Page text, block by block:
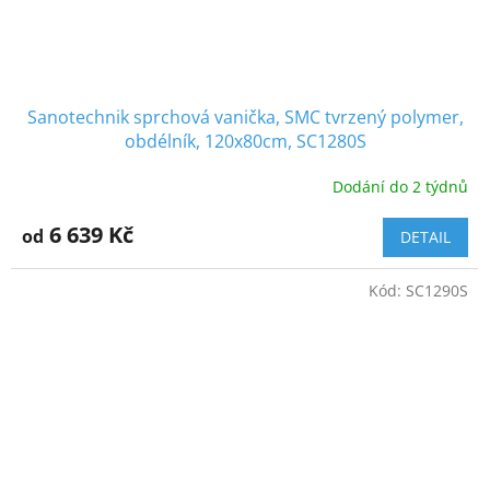
Sanotechnik sprchová vanička, SMC tvrzený polymer,
obdélník, 120x80cm, SC1280S
Dodání do 2 týdnů
od 6 639 Kč DETAIL
Kód: SC1290S